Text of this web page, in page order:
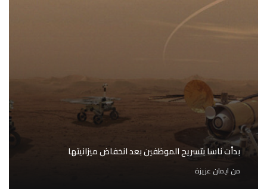
بدأت ناسا بتسريح الموظفين بعد انخفاض ميزانيتها
من ايمان عزيزة